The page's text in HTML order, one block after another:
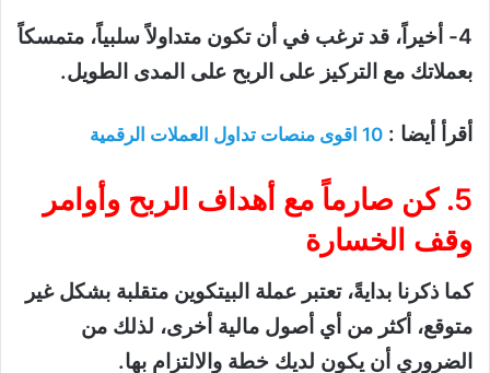
4- أخيراً، قد ترغب في أن تكون متداولاً سلبياً، متمسكاً
بعملاتك مع التركيز على الربح على المدى الطويل.
أقرأ أيضا : 10 اقوى منصات تداول العملات الرقمية
5. كن صارماً مع أهداف الربح وأوامر
وقف الخسارة
كما ذكرنا بدايةً، تعتبر عملة البيتكوين متقلبة بشكل غير
متوقع، أكثر من أي أصول مالية أخرى، لذلك من
الضروري أن يكون لديك خطة والالتزام بها.